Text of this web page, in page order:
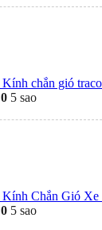
Kính chắn gió
0 5 sao
Kính Chắn Gió
0 5 sao